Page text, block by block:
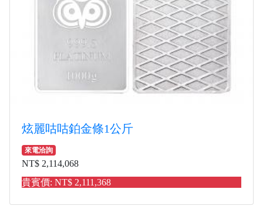
炫麗咕咕鉑金條1公斤
來電洽詢
NT$ 2,114,068
貴賓價: NT$ 2,111,368